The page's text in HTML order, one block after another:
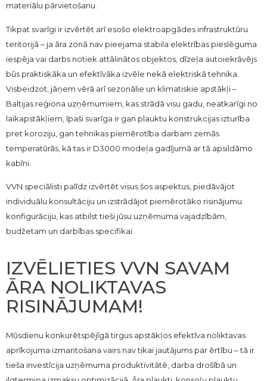
materiālu pārvietošanu.
Tikpat svarīgi ir izvērtēt arī esošo elektroapgādes infrastruktūru
teritorijā – ja āra zonā nav pieejama stabila elektrības pieslēguma
iespēja vai darbs notiek attālinātos objektos, dīzeļa autoiekrāvējs
būs praktiskāka un efektīvāka izvēle nekā elektriskā tehnika.
Visbeidzot, jāņem vērā arī sezonālie un klimatiskie apstākļi –
Baltijas reģiona uzņēmumiem, kas strādā visu gadu, neatkarīgi no
laikapstākļiem, īpaši svarīga ir gan plauktu konstrukcijas izturība
pret koroziju, gan tehnikas piemērotība darbam zemās
temperatūrās, kā tas ir D3000 modeļa gadījumā ar tā apsildāmo
kabīni.
VVN speciālisti palīdz izvērtēt visus šos aspektus, piedāvājot
individuālu konsultāciju un izstrādājot piemērotāko risinājumu
konfigurāciju, kas atbilst tieši jūsu uzņēmuma vajadzībām,
budžetam un darbības specifikai.
IZVĒLIETIES VVN SAVAM
ĀRA NOLIKTAVAS
RISINĀJUMAM!
Mūsdienu konkurētspējīgā tirgus apstākļos efektīva noliktavas
aprīkojuma izmantošana vairs nav tikai jautājums par ērtību – tā ir
tieša investīcija uzņēmuma produktivitātē, darba drošībā un